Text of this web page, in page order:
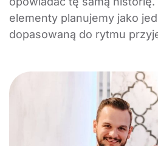
elementy planujemy jako
dopasowaną do rytmu